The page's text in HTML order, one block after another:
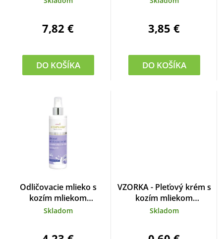
7,82 €
DO KOŠÍKA
3,85 €
DO KOŠÍKA
Odličovacie mlieko s
kozím mliekom
VIVAPHARM 200 ml
Skladom
VZORKA - Pleťový krém s
kozím mliekom
VIVAPHARM, 4 ml
Skladom